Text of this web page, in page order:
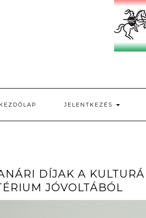
KEZDŐLAP JELENTKEZÉS
DÍJAK A
JÓVOLTÁBÓL